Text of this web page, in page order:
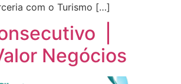
com o Turismo […]
|
Negócios